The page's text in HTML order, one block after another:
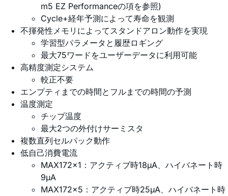
m5 EZ Performanceの項を参照)
Cycle+経年予測によって寿命を観測
不揮発性メモリによってスタンドアロン動作を実現
学習型パラメータと履歴ロギング
最大75ワードをユーザーデータに利用可能
高精度測定システム
較正不要
エンプティまでの時間とフルまでの時間の予測
温度測定
チップ温度
最大2つの外付けサーミスタ
複数直列セルパック動作
低自己消費電流
MAX172x1：アクティブ時18µA、ハイバネート時
9µA
MAX172x5：アクティブ時25µA、ハイバネート時